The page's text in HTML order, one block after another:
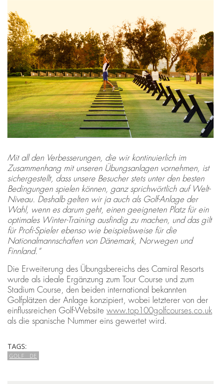
Mit all den Verbesserungen, die wir kontinuierlich im
Zusammenhang mit unseren Übungsanlagen vornehmen, ist
sichergestellt, dass unsere Besucher stets unter den besten
Bedingungen spielen können, ganz sprichwörtlich auf Welt-
Niveau. Deshalb gelten wir ja auch als Golf-Anlage der
Wahl, wenn es darum geht, einen geeigneten Platz für ein
optimales Winter-Training ausfindig zu machen, und das gilt
für Profi-Spieler ebenso wie beispielsweise für die
Nationalmannschaften von Dänemark, Norwegen und
Finnland.“
Die Erweiterung des Übungsbereichs des Camiral Resorts
wurde als ideale Ergänzung zum Tour Course und zum
Stadium Course, den beiden international bekannten
Golfplätzen der Anlage konzipiert, wobei letzterer von der
einflussreichen Golf-Website www.top100golfcourses.co.uk
als die spanische Nummer eins gewertet wird.
TAGS:
GOLF_ DE